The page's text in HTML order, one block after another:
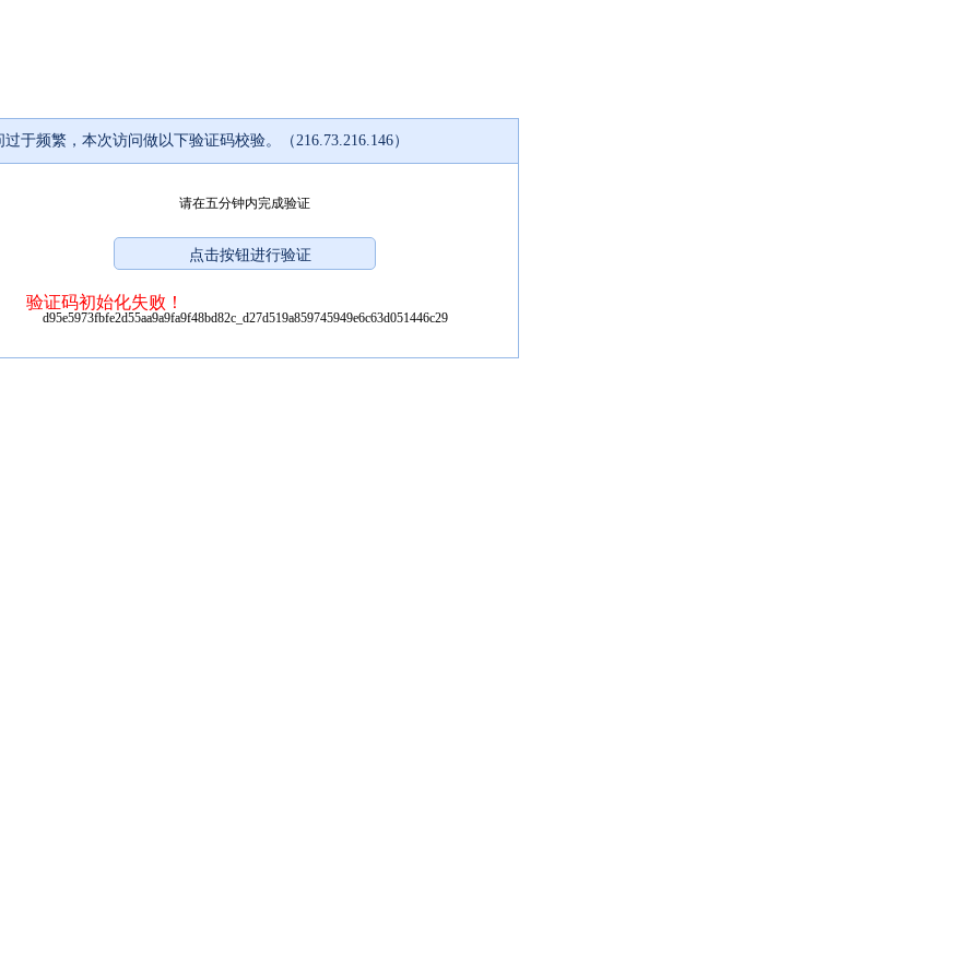
过于频繁，本次访问做以下验证码校验。（216.73.216.146）
请在五分钟内完成验证
验证码初始化失败！
d95e5973fbfe2d55aa9a9fa9f48bd82c_d27d519a859745949e6c63d051446c29